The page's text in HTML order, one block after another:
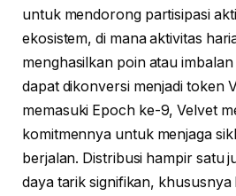
untuk mendorong partisipasi
ekosistem, di mana aktivitas
menghasilkan poin atau
dapat dikonversi menjadi token
memasuki Epoch ke-9, Velvet
komitmennya untuk menjaga
berjalan. Distribusi hampir satu
daya tarik signifikan,